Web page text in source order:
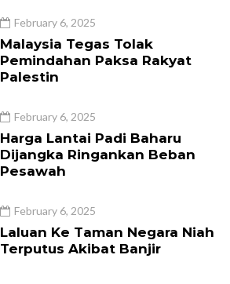
February 6, 2025
Malaysia Tegas Tolak
Pemindahan Paksa Rakyat
Palestin
February 6, 2025
Harga Lantai Padi Baharu
Dijangka Ringankan Beban
Pesawah
February 6, 2025
Laluan Ke Taman Negara Niah
Terputus Akibat Banjir